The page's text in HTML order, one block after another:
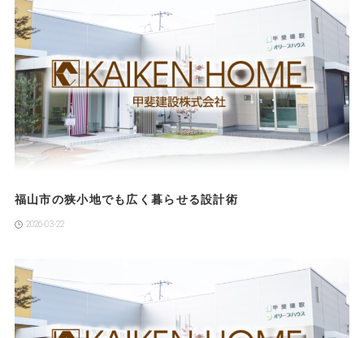
福山市の狭小地でも広く暮らせる設計術
2026-03-22